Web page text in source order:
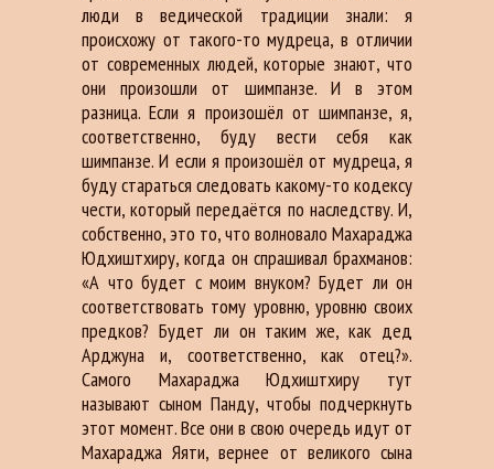
люди в ведической традиции знали: я
происхожу от такого-то мудреца, в отличии
от современных людей, которые знают, что
они произошли от шимпанзе. И в этом
разница. Если я произошёл от шимпанзе, я,
соответственно, буду вести себя как
шимпанзе. И если я произошёл от мудреца, я
буду стараться следовать какому-то кодексу
чести, который передаётся по наследству. И,
собственно, это то, что волновало Махараджа
Юдхиштхиру, когда он спрашивал брахманов:
«А что будет с моим внуком? Будет ли он
соответствовать тому уровню, уровню своих
предков? Будет ли он таким же, как дед
Арджуна и, соответственно, как отец?».
Самого Махараджа Юдхиштхиру тут
называют сыном Панду, чтобы подчеркнуть
этот момент. Все они в свою очередь идут от
Махараджа Яяти, вернее от великого сына